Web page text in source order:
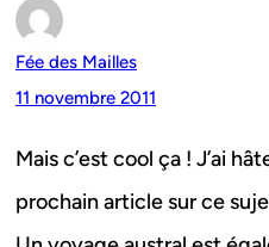
Fée des Mailles
11 novembre 2011
Mais c’est cool ça ! J’ai
prochain article sur ce